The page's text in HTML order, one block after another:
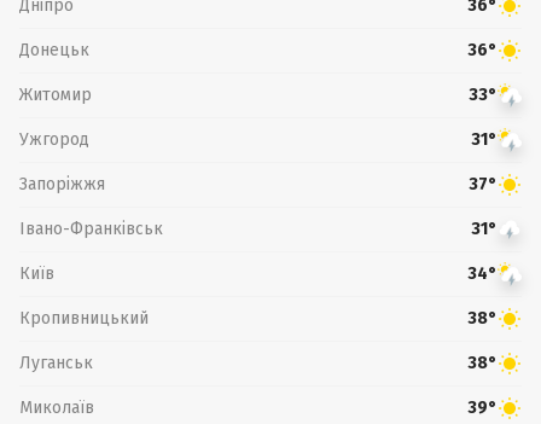
Дніпро 36°
Донецьк 36°
Житомир 33°
Ужгород 31°
Запоріжжя 37°
Івано-Франківськ 31°
Київ 34°
Кропивницький 38°
Луганськ 38°
Миколаїв 39°